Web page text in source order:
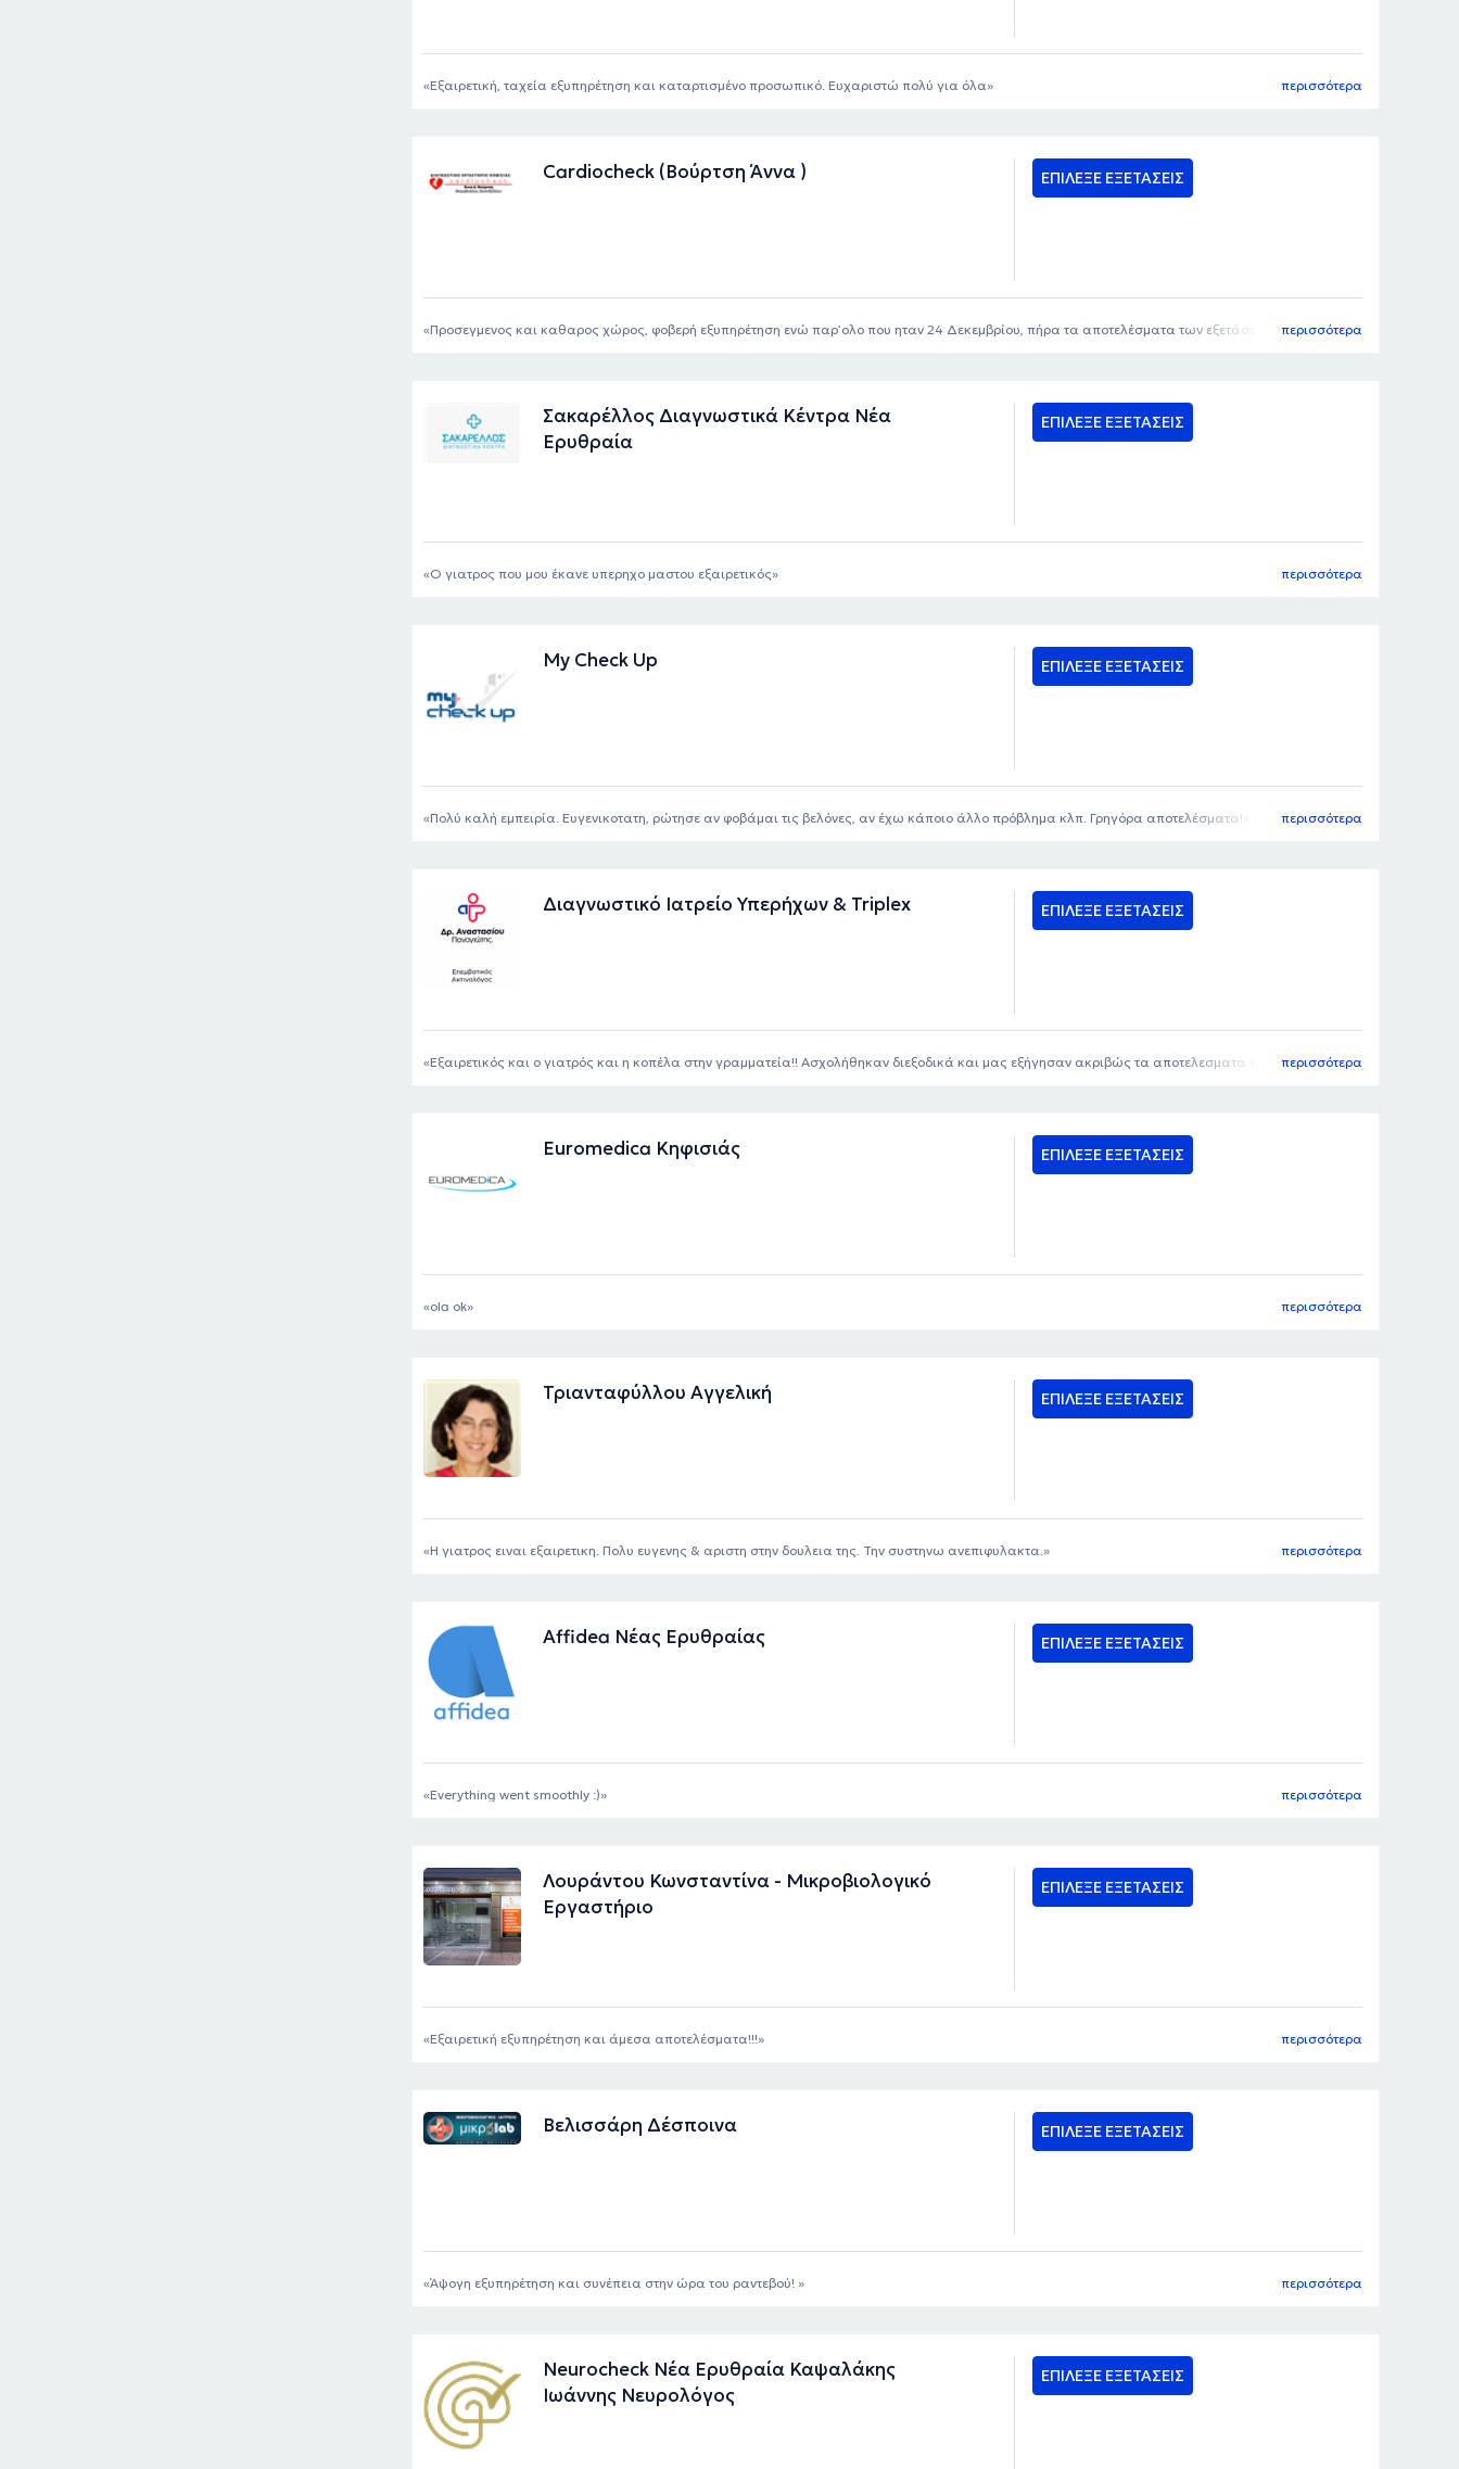
Εξαιρετική, ταχεία εξυπηρέτηση και καταρτισμένο προσωπικό. Ευχαριστώ πολύ για όλα περισσότερα
Cardiocheck (Βούρτση Άννα ) ΕΠΙΛΕΞΕ ΕΞΕΤΑΣΕΙΣ
Προσεγμενος και καθαρος χώρος, φοβερή εξυπηρέτηση ενώ παρ’ολο που ηταν 24 Δεκεμβρίου, πήρα τα αποτελέσματα των εξετάσεων μου την ίδια
περισσότερα
Σακαρέλλος Διαγνωστικά Κέντρα Νέα
Ερυθραία
ΕΠΙΛΕΞΕ ΕΞΕΤΑΣΕΙΣ
Ο γιατρος που μου έκανε υπερηχο μαστου εξαιρετικός περισσότερα
My Check Up ΕΠΙΛΕΞΕ ΕΞΕΤΑΣΕΙΣ
Πολύ καλή εμπειρία. Ευγενικοτατη, ρώτησε αν φοβάμαι τις βελόνες, αν έχω κάποιο άλλο πρόβλημα κλπ. Γρηγόρα αποτελέσματα! περισσότερα
Διαγνωστικό Ιατρείο Υπερήχων & Triplex ΕΠΙΛΕΞΕ ΕΞΕΤΑΣΕΙΣ
Εξαιρετικός και ο γιατρός και η κοπέλα στην γραμματεία!! Ασχολήθηκαν διεξοδικά και μας εξήγησαν ακριβώς τα αποτελεσματα των εξετάσεων.
περισσότερα
Euromedica Κηφισιάς ΕΠΙΛΕΞΕ ΕΞΕΤΑΣΕΙΣ
ola ok περισσότερα
Τριανταφύλλου Αγγελική ΕΠΙΛΕΞΕ ΕΞΕΤΑΣΕΙΣ
Η γιατρος ειναι εξαιρετικη. Πολυ ευγενης & αριστη στην δουλεια της. Την συστηνω ανεπιφυλακτα. περισσότερα
Affidea Νέας Ερυθραίας ΕΠΙΛΕΞΕ ΕΞΕΤΑΣΕΙΣ
Everything went smoothly :) περισσότερα
Λουράντου Κωνσταντίνα - Μικροβιολογικό
Εργαστήριο
ΕΠΙΛΕΞΕ ΕΞΕΤΑΣΕΙΣ
Εξαιρετική εξυπηρέτηση και άμεσα αποτελέσματα!!! περισσότερα
Βελισσάρη Δέσποινα ΕΠΙΛΕΞΕ ΕΞΕΤΑΣΕΙΣ
Άψογη εξυπηρέτηση και συνέπεια στην ώρα του ραντεβού! περισσότερα
Neurocheck Νέα Ερυθραία Καψαλάκης
Ιωάννης Νευρολόγος
ΕΠΙΛΕΞΕ ΕΞΕΤΑΣΕΙΣ